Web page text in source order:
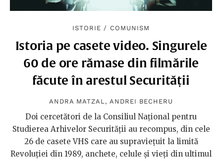
ISTORIE / COMUNISM
Istoria pe casete video. Singurele
60 de ore rămase din filmările
făcute în arestul Securității
ANDRA MATZAL, ANDREI BECHERU
Doi cercetători de la Consiliul Național pentru
Studierea Arhivelor Securității au recompus, din cele
26 de casete VHS care au supraviețuit la limită
Revoluției din 1989, anchete, celule și vieți din ultimul